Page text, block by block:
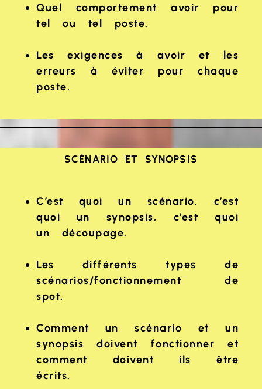
Quel comportement avoir pour
tel ou tel poste.
Les exigences à avoir et les
erreurs à éviter pour chaque
poste.
SCÉNARIO ET SYNOPSIS
C’est quoi un scénario, c’est
quoi un synopsis, c’est quoi
un découpage.
Les différents types de
scénarios/fonctionnement de
spot.
Comment un scénario et un
synopsis doivent fonctionner et
comment doivent ils être
écrits.